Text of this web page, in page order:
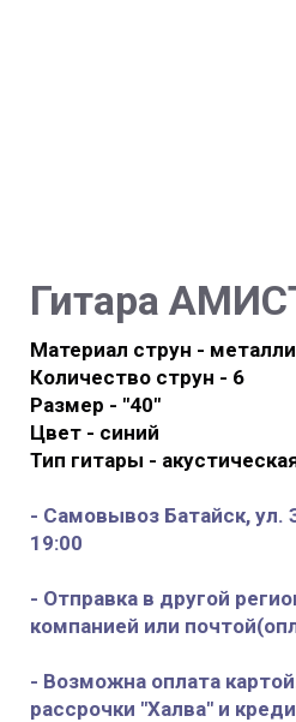
Гитара
Материал струн -
Количество струн - 6
Размер - "40"
Цвет - синий
Тип гитары -
- Самовывоз Батайск, ул.
19:00
- Отправка в другой
компанией или
- Возможна оплата
рассрочки "Халва" и